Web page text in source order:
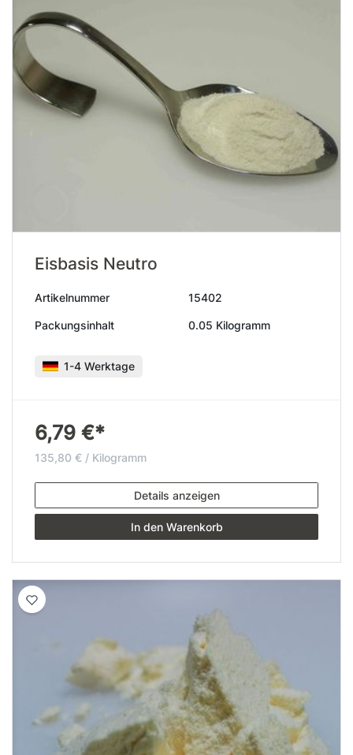
Eisbasis Neutro
Artikelnummer 15402
Packungsinhalt 0.05 Kilogramm
1-4 Werktage
6,79 €*
135,80 € / Kilogramm
Details anzeigen
In den Warenkorb